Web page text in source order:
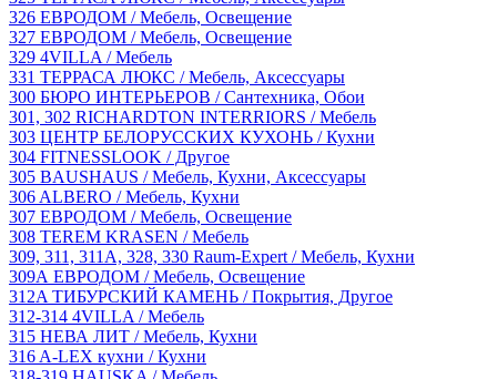
326 ЕВРОДОМ / Мебель, Освещение
327 ЕВРОДОМ / Мебель, Освещение
329 4VILLA / Мебель
331 ТЕРРАСА ЛЮКС / Мебель, Аксессуары
300 БЮРО ИНТЕРЬЕРОВ / Сантехника, Обои
301, 302 RICHARDTON INTERRIORS / Мебель
303 ЦЕНТР БЕЛОРУССКИХ КУХОНЬ / Кухни
304 FITNESSLOOK / Другое
305 BAUSHAUS / Мебель, Кухни, Аксессуары
306 ALBERO / Мебель, Кухни
307 ЕВРОДОМ / Мебель, Освещение
308 TEREM KRASEN / Мебель
309, 311, 311A, 328, 330 Raum-Expert / Мебель, Кухни
309А ЕВРОДОМ / Мебель, Освещение
312A ТИБУРСКИЙ КАМЕНЬ / Покрытия, Другое
312-314 4VILLA / Мебель
315 НЕВА ЛИТ / Мебель, Кухни
316 A-LEX кухни / Кухни